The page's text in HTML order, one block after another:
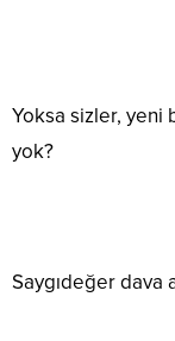
Yoksa sizler, yeni
yok?
Saygıdeğer dava